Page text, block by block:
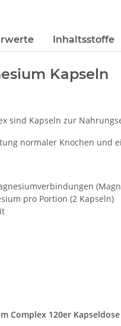
Inhaltsstoffe
Kapseln
sind Kapseln zur
normaler Knochen und
pro Portion (2 Kapseln)
Complex 120er Kapseldose